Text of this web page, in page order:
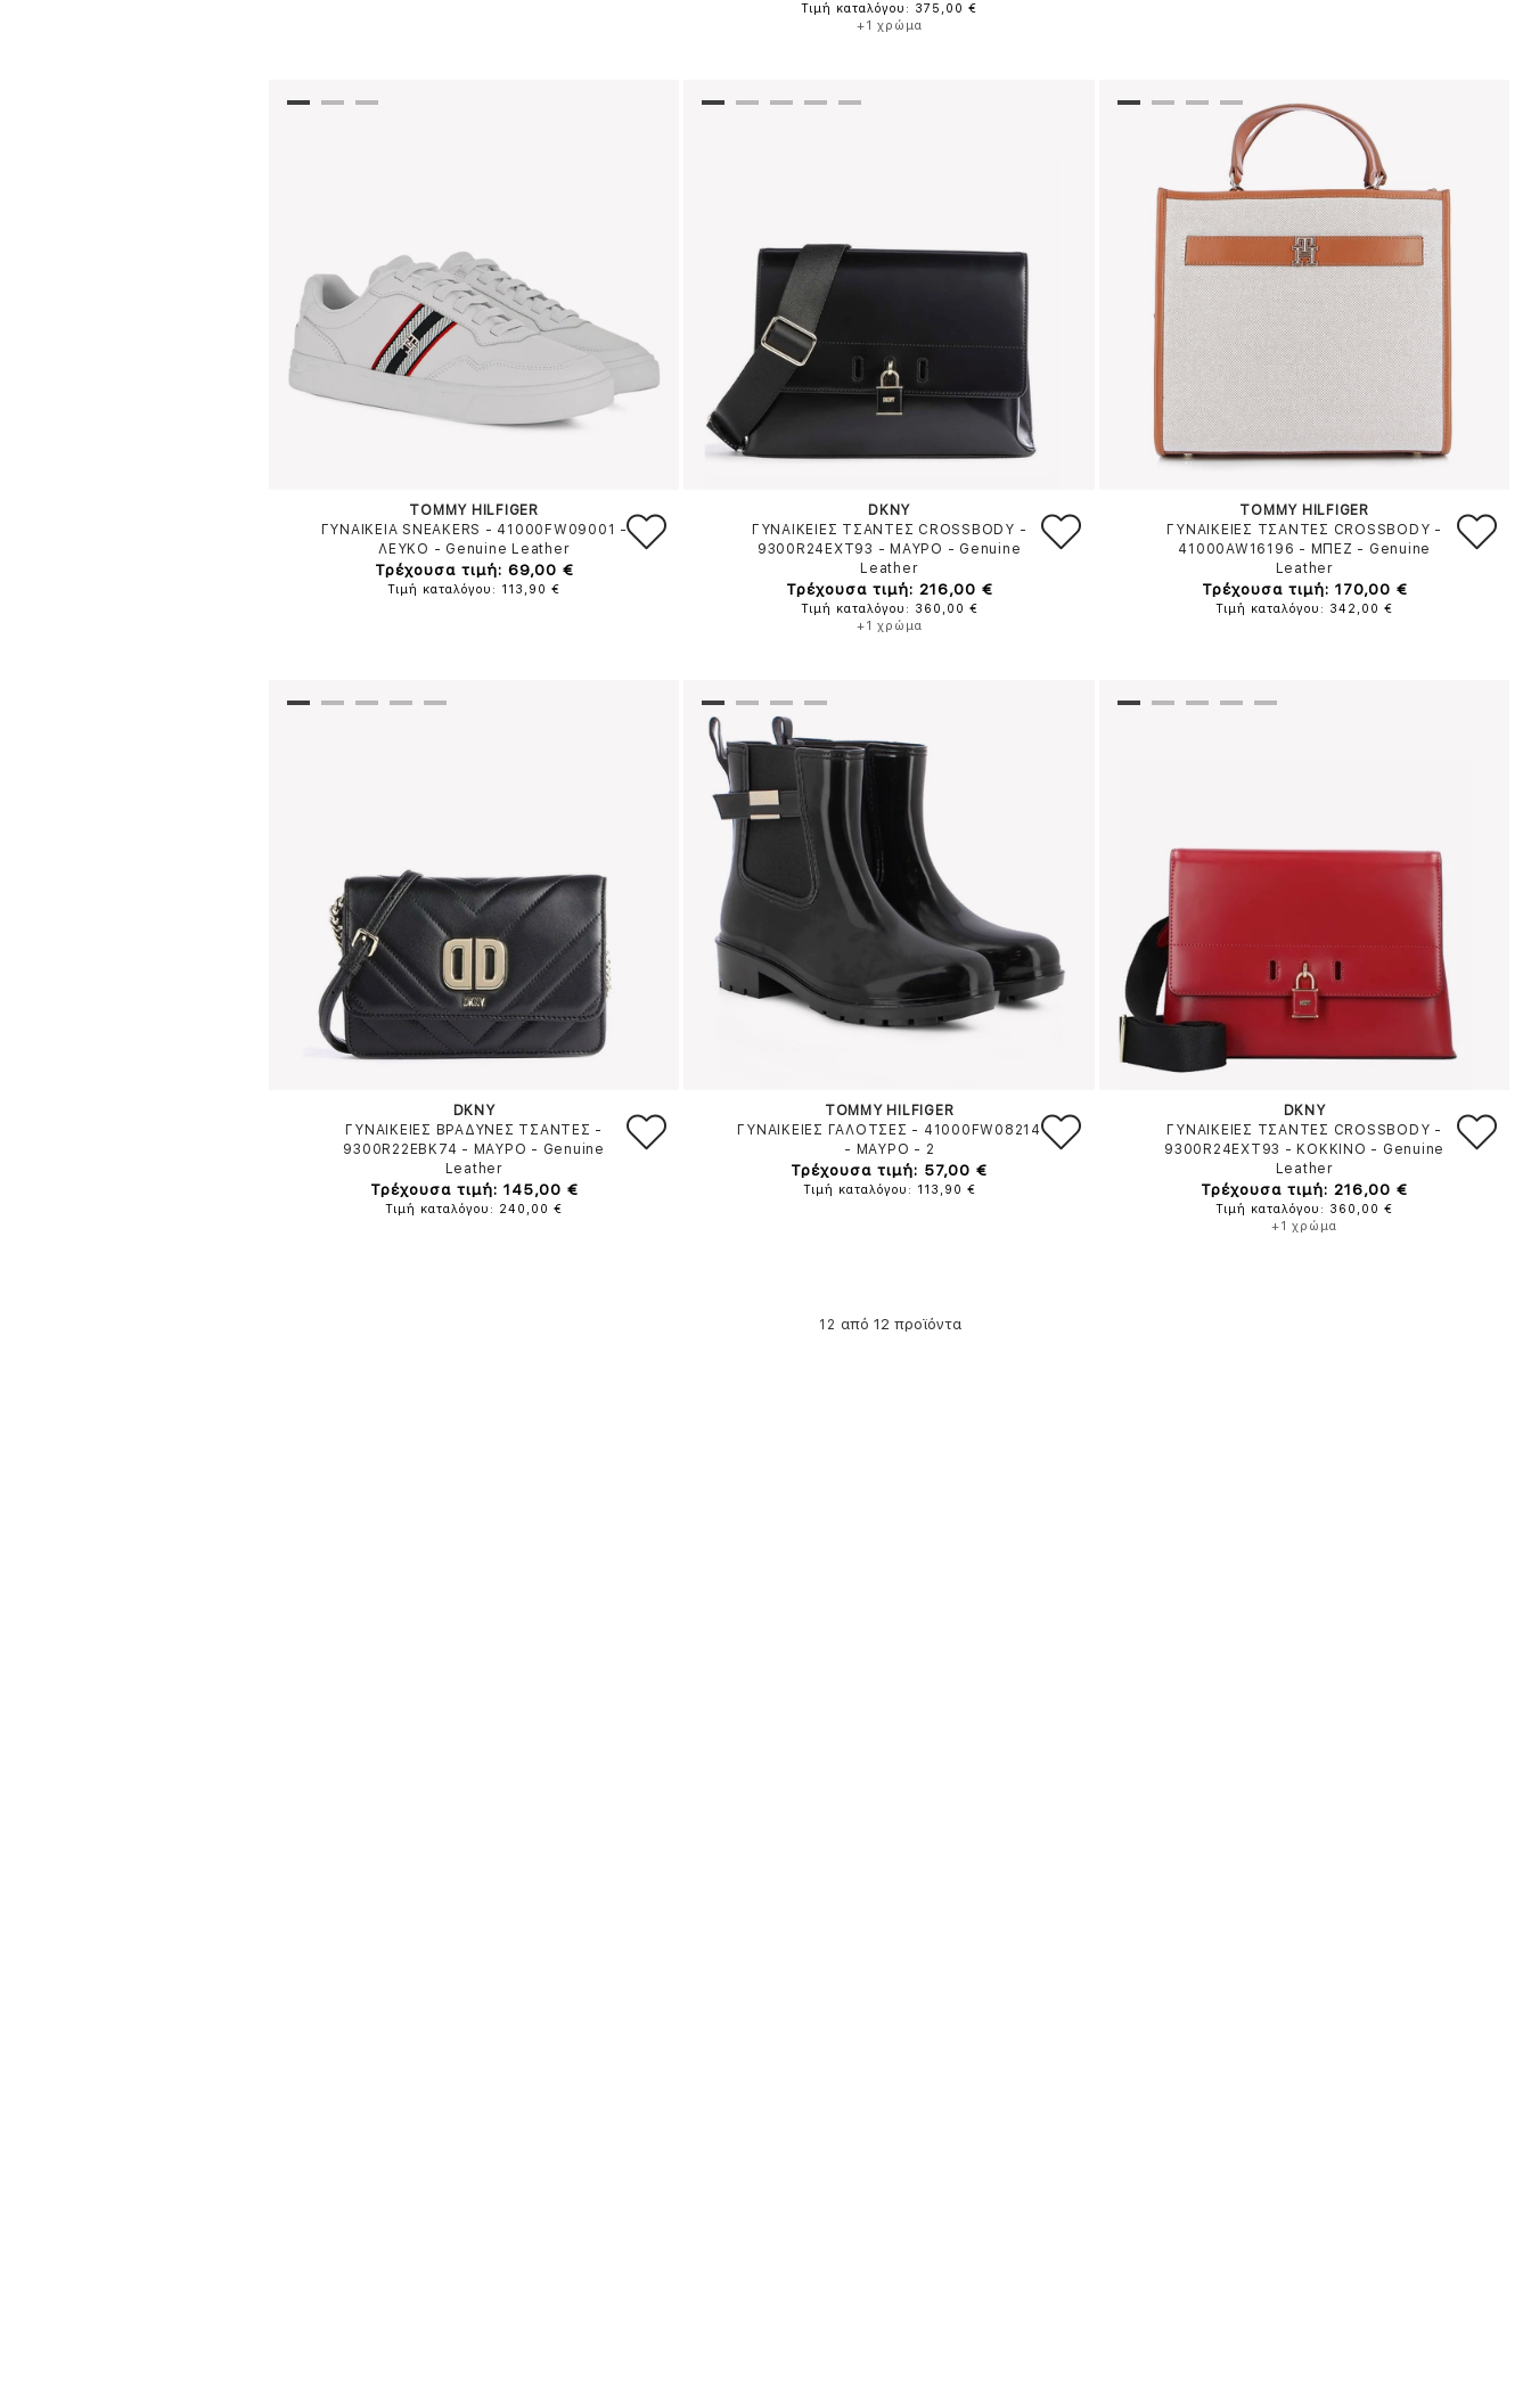
Τιμή καταλόγου: 375,00 €
+1 χρώμα
TOMMY HILFIGER
ΓΥΝΑΙΚΕΙΑ SNEAKERS - 41000FW09001 -
ΛΕΥΚΟ - Genuine Leather
Τρέχουσα τιμή: 69,00 €
Τιμή καταλόγου: 113,90 €
DKNY
ΓΥΝΑΙΚΕΙΕΣ ΤΣΑΝΤΕΣ CROSSBODY -
9300R24EXT93 - ΜΑΥΡΟ - Genuine
Leather
Τρέχουσα τιμή: 216,00 €
Τιμή καταλόγου: 360,00 €
+1 χρώμα
TOMMY HILFIGER
ΓΥΝΑΙΚΕΙΕΣ ΤΣΑΝΤΕΣ CROSSBODY -
41000AW16196 - ΜΠΕΖ - Genuine
Leather
Τρέχουσα τιμή: 170,00 €
Τιμή καταλόγου: 342,00 €
DKNY
ΓΥΝΑΙΚΕΙΕΣ ΒΡΑΔΥΝΕΣ ΤΣΑΝΤΕΣ -
9300R22EBK74 - ΜΑΥΡΟ - Genuine
Leather
Τρέχουσα τιμή: 145,00 €
Τιμή καταλόγου: 240,00 €
TOMMY HILFIGER
ΓΥΝΑΙΚΕΙΕΣ ΓΑΛΟΤΣΕΣ - 41000FW08214
- ΜΑΥΡΟ - 2
Τρέχουσα τιμή: 57,00 €
Τιμή καταλόγου: 113,90 €
DKNY
ΓΥΝΑΙΚΕΙΕΣ ΤΣΑΝΤΕΣ CROSSBODY -
9300R24EXT93 - ΚΟΚΚΙΝΟ - Genuine
Leather
Τρέχουσα τιμή: 216,00 €
Τιμή καταλόγου: 360,00 €
+1 χρώμα
12 από 12 προϊόντα